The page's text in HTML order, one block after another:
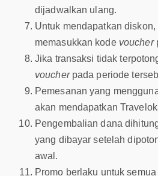
dijadwalkan ulang.
Untuk mendapatkan
memasukkan kode voucher
Jika transaksi tidak
voucherpada periode
Pemesanan yang
akan mendapatkan
Pengembalian dana
yang dibayar setelah
awal.
Promo berlaku untuk